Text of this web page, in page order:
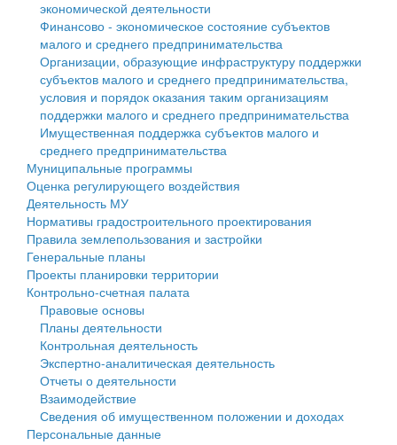
Противодействие коррупции
Контрольно-счетная палата
Персональные данные
Оценка регулирующего воздействия
Деятельность МУ
Нормативы градостроительного проектирования
Правила землепользования и застройки
Генеральные планы
Проекты планировки территории
Собрание депутатов
Городское поселение
Сельские поселения
экономической деятельности
Финансово - экономическое состояние субъектов
малого и среднего предпринимательства
Организации, образующие инфраструктуру поддержки
субъектов малого и среднего предпринимательства,
условия и порядок оказания таким организациям
поддержки малого и среднего предпринимательства
Имущественная поддержка субъектов малого и
среднего предпринимательства
Муниципальные программы
Оценка регулирующего воздействия
Деятельность МУ
Нормативы градостроительного проектирования
Правила землепользования и застройки
Генеральные планы
Проекты планировки территории
Контрольно-счетная палата
Правовые основы
Планы деятельности
Контрольная деятельность
Экспертно-аналитическая деятельность
Отчеты о деятельности
Взаимодействие
Сведения об имущественном положении и доходах
Персональные данные